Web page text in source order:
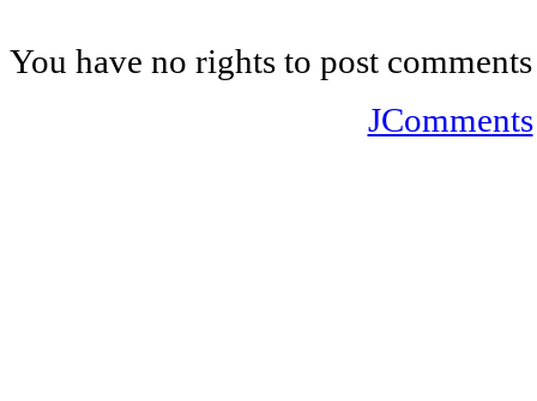
You have no rights to post comments
JComments